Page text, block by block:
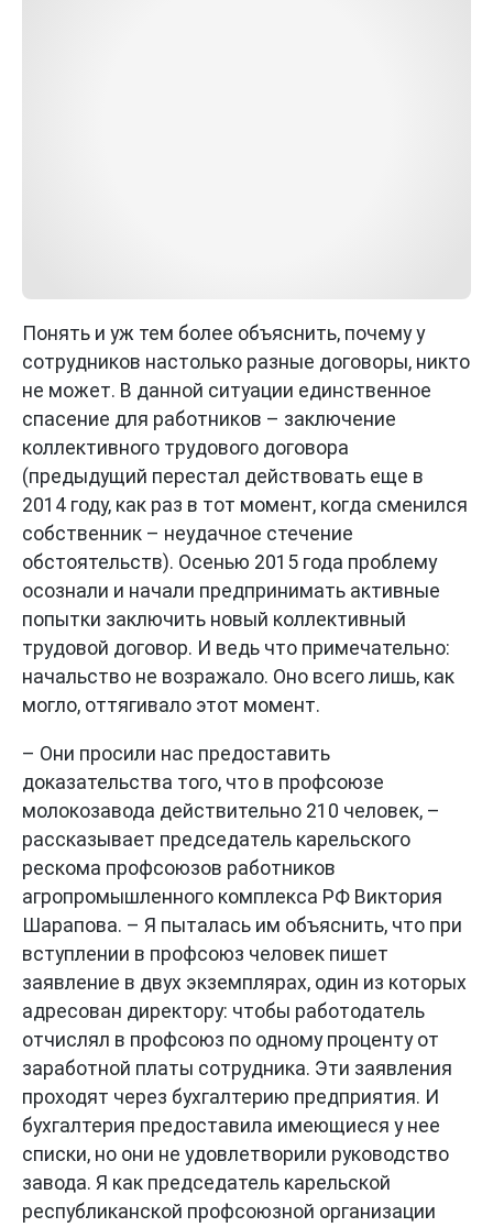
Понять и уж тем более объяснить, почему у
сотрудников настолько разные договоры, никто
не может. В данной ситуации единственное
спасение для работников – заключение
коллективного трудового договора
(предыдущий перестал действовать еще в
2014 году, как раз в тот момент, когда сменился
собственник – неудачное стечение
обстоятельств). Осенью 2015 года проблему
осознали и начали предпринимать активные
попытки заключить новый коллективный
трудовой договор. И ведь что примечательно:
начальство не возражало. Оно всего лишь, как
могло, оттягивало этот момент.
– Они просили нас предоставить
доказательства того, что в профсоюзе
молокозавода действительно 210 человек, –
рассказывает председатель карельского
рескома профсоюзов работников
агропромышленного комплекса РФ Виктория
Шарапова. – Я пыталась им объяснить, что при
вступлении в профсоюз человек пишет
заявление в двух экземплярах, один из которых
адресован директору: чтобы работодатель
отчислял в профсоюз по одному проценту от
заработной платы сотрудника. Эти заявления
проходят через бухгалтерию предприятия. И
бухгалтерия предоставила имеющиеся у нее
списки, но они не удовлетворили руководство
завода. Я как председатель карельской
республиканской профсоюзной организации